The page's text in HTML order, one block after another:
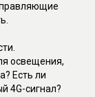
освещения,
Есть ли
4G-сигнал?